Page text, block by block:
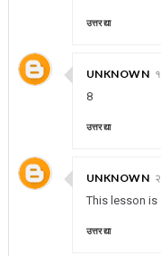
उत्तर द्या
UNKNOWN
8
उत्तर द्या
UNKNOWN
This lesson is
उत्तर द्या